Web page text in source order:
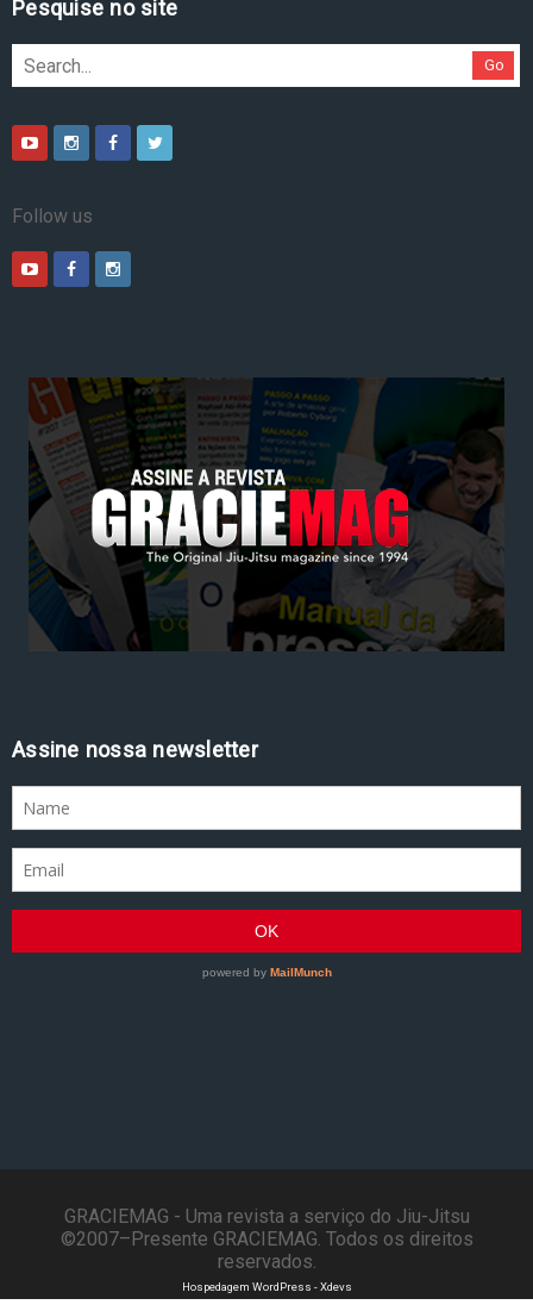
Pesquise no site
Go
Follow us
Assine nossa newsletter
GRACIEMAG - Uma revista a serviço do Jiu-Jitsu
©2007–Presente GRACIEMAG. Todos os direitos
reservados.
Hospedagem WordPress - Xdevs